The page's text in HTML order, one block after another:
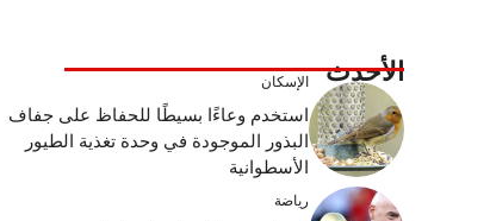
الأحدث الإسكان
استخدم وعاءًا بسيطًا للحفاظ على جفاف
البذور الموجودة في وحدة تغذية الطيور
الأسطوانية
رياضة